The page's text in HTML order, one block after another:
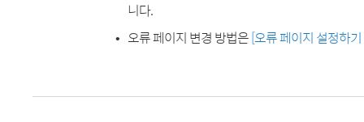
니다.
오류 페이지 변경 방법은[오류 페이지 설정하